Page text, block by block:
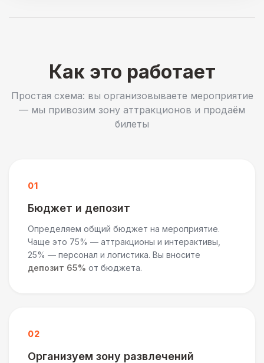
Как это работает
Простая схема: вы организовываете мероприятие
— мы привозим зону аттракционов и продаём
билеты
01
Бюджет и депозит
Определяем общий бюджет на мероприятие.
Чаще это 75% — аттракционы и интерактивы,
25% — персонал и логистика. Вы вносите
депозит 65% от бюджета.
02
Организуем зону развлечений